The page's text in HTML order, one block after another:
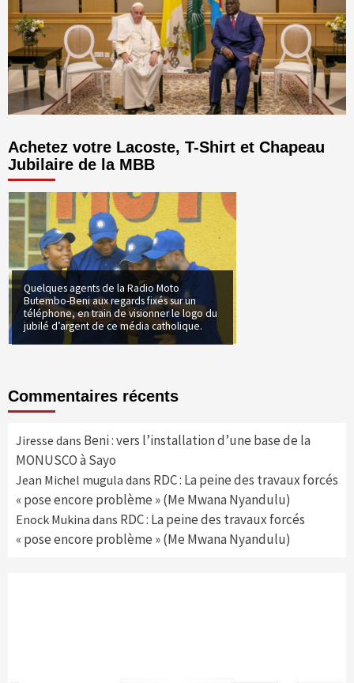
Achetez votre Lacoste, T-Shirt et Chapeau
Jubilaire de la MBB
Quelques agents de la Radio Moto
Butembo-Beni aux regards fixés sur un
téléphone, en train de visionner le logo du
jubilé d’argent de ce média catholique.
Commentaires récents
Jiresse dans Beni : vers l’installation d’une base de la
MONUSCO à Sayo
Jean Michel mugula dans RDC : La peine des travaux forcés
« pose encore problème » (Me Mwana Nyandulu)
Enock Mukina dans RDC : La peine des travaux forcés
« pose encore problème » (Me Mwana Nyandulu)